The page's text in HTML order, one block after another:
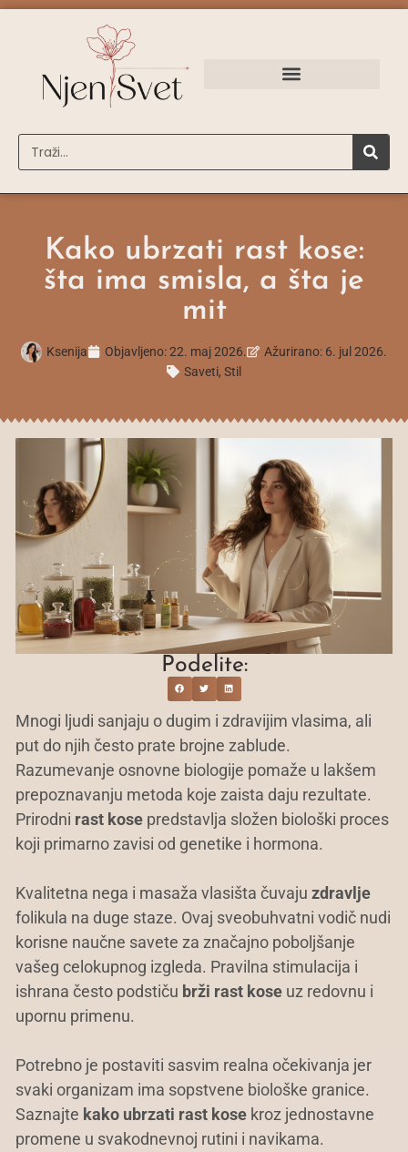
Kako ubrzati rast kose:
šta ima smisla, a šta je
mit
Ksenija Objavljeno:22. maj 2026.
Ažurirano: 6. jul 2026.
Saveti, Stil
Podelite:
Mnogi ljudi sanjaju o dugim i zdravijim vlasima, ali
put do njih često prate brojne zablude.
Razumevanje osnovne biologije pomaže u lakšem
prepoznavanju metoda koje zaista daju rezultate.
Prirodni rast kose predstavlja složen biološki proces
koji primarno zavisi od genetike i hormona.
Kvalitetna nega i masaža vlasišta čuvaju zdravlje
folikula na duge staze. Ovaj sveobuhvatni vodič nudi
korisne naučne savete za značajno poboljšanje
vašeg celokupnog izgleda. Pravilna stimulacija i
ishrana često podstiču brži rast kose uz redovnu i
upornu primenu.
Potrebno je postaviti sasvim realna očekivanja jer
svaki organizam ima sopstvene biološke granice.
Saznajte kako ubrzati rast kose kroz jednostavne
promene u svakodnevnoj rutini i navikama.